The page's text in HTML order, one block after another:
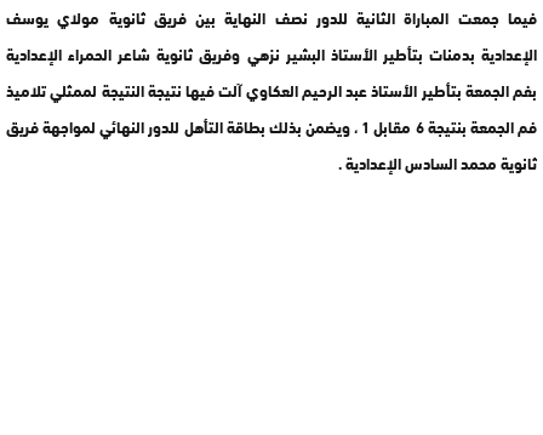
فيما جمعت المباراة الثانية للدور نصف النهاية بين فريق ثانوية مولاي يوسف
الإعدادية بدمنات بتأطير الأستاذ البشير نزهي وفريق ثانوية شاعر الحمراء الإعدادية
بفم الجمعة بتأطير الأستاذ عبد الرحيم العكاوي آلت فيها نتيجة النتيجة لممثلي تلاميذ
فم الجمعة بنتيجة 6 مقابل 1 ، ويضمن بذلك بطاقة التأهل للدور النهائي لمواجهة فريق
ثانوية محمد السادس الإعدادية .